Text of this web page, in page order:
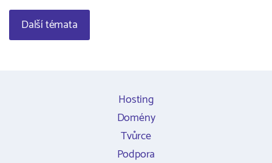
Další témata
Hosting
Domény
Tvůrce
Podpora